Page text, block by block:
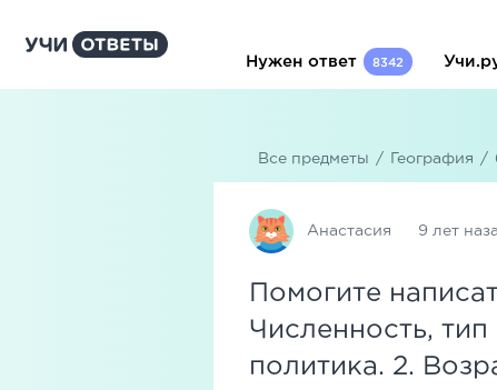
Нужен ответ 8342
Все предметы / География /
Анастасия 9 лет
Помогите
Численность,
политика. 2.